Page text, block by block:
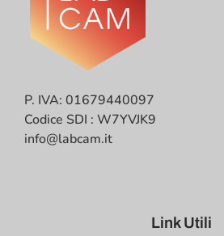
P. IVA: 01679440097
Codice SDI : W7YVJK9
info@labcam.it
Link Utili